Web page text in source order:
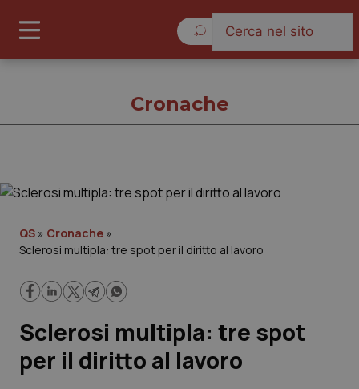
Cronache
Lavoro e Professioni
Cronache
QS » Cronache »
Sclerosi multipla: tre spot per il diritto al lavoro
Sclerosi multipla: tre spot
per il diritto al lavoro